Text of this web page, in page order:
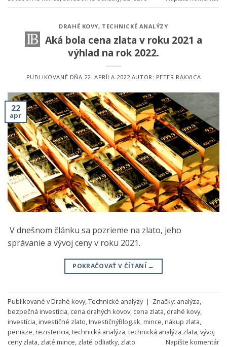
DRAHÉ KOVY, TECHNICKÉ ANALÝZY
Aká bola cena zlata v roku 2021 a
výhlad na rok 2022.
PUBLIKOVANÉ DŇA 22. APRÍLA 2022 AUTOR: PETER RAKVICA
22
apr
V dnešnom článku sa pozrieme na zlato, jeho
správanie a vývoj ceny v roku 2021.
POKRAČOVAŤ V ČÍTANÍ →
Publikované vDrahé kovy, Technické analýzy | Značky: analýza
bezpečná investícia cena drahých kovov, cena zlata drahé kovy,
investícia investičné zlato InvestičnýBlog.sk mince nákup zlata
peniaze rezistencia technická analýza technická analýza zlata vývoj
ceny zlata zlaté mince zlaté odliatky, zlato Napíšte komentár